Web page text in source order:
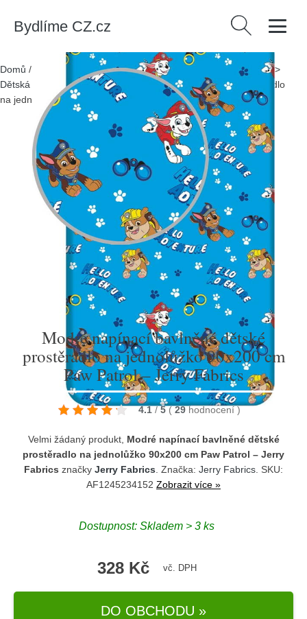
Bydlíme CZ.cz Vyhledávání
Domů /
> Pro děti > Dětský textil > Dětský ložní textil >
Dětská prostěradla/ Modré napínací bavlněné dětské prostěradlo
na jednolůžko 90x200 cm Paw Patrol – Jerry Fabrics
Modré napínací bavlněné dětské
prostěradlo na jednolůžko 90x200 cm
Paw Patrol – Jerry Fabrics
4.1 / 5 ( 29 hodnocení)
Velmi žádaný produkt, Modré napínací bavlněné dětské
prostěradlo na jednolůžko 90x200 cm Paw Patrol – Jerry
Fabrics značky Jerry Fabrics . Značka: Jerry Fabrics . SKU:
AF1245234152 Zobrazit více »
Dostupnost: Skladem > 3 ks
328 Kč vč. DPH
DO OBCHODU »